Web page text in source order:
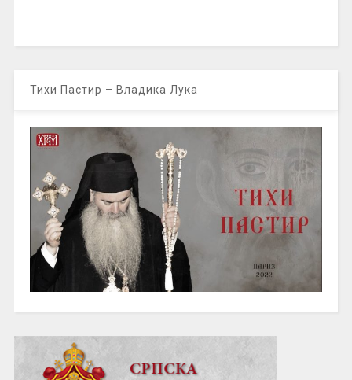
Тихи Пастир – Владика Лука